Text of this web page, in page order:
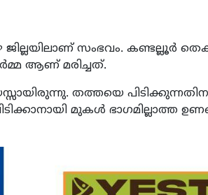
ജില്ലയിലാണ് സംഭവം. കണ്ടല്ലൂര്‍
ആണ് മരിച്ചത്.
തത്തയെ
മുകള്‍ ഭാഗമില്ലാത്ത